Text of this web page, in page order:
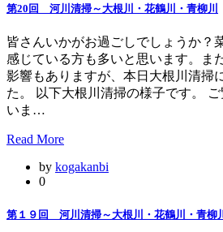
第20回 河川清掃～大根川・花鶴川・青柳川
皆さんいかがお過ごしでしょうか？
感じている方も多いと思います。ま
影響もありますが、本日大根川清掃
た。 以下大根川清掃の様子です。
いま…
Read More
by kogakanbi
0
第１９回 河川清掃～大根川・花鶴川・青柳川